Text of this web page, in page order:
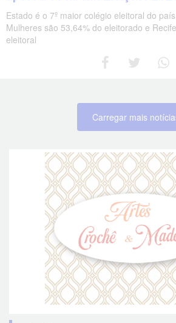
Estado é o 7º maior colégio eleitoral do
Mulheres são 53,64% do eleitorado e
eleitoral
Carregar mais